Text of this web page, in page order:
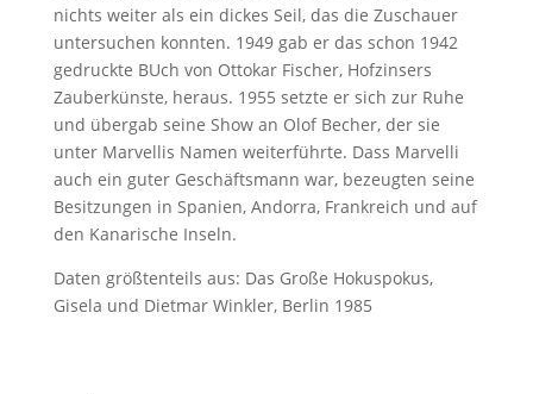
nichts weiter als ein dickes Seil, das die Zuschauer
untersuchen konnten. 1949 gab er das schon 1942
gedruckte BUch von Ottokar Fischer, Hofzinsers
Zauberkünste, heraus. 1955 setzte er sich zur Ruhe
und übergab seine Show an Olof Becher, der sie
unter Marvellis Namen weiterführte. Dass Marvelli
auch ein guter Geschäftsmann war, bezeugten seine
Besitzungen in Spanien, Andorra, Frankreich und auf
den Kanarische Inseln.
Daten größtenteils aus: Das Große Hokuspokus,
Gisela und Dietmar Winkler, Berlin 1985